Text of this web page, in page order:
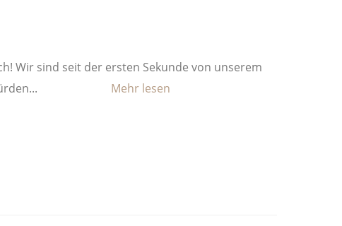
Wir sind seit der ersten Sekunde von unserem